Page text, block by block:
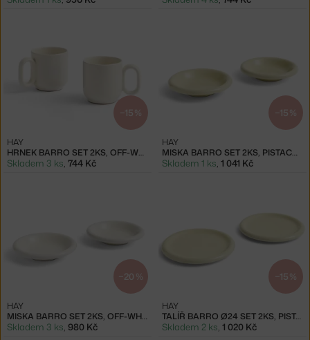
−15 %
HRNEK BARRO SET 2KS, OFF-WHITE
HAY
Skladem 3 ks, 744 Kč
−15 %
MISKA BARRO SET 2KS, PISTACHIO
HAY
Skladem 1 ks, 1 041 Kč
−20 %
MISKA BARRO SET 2KS, OFF-WHITE
HAY
Skladem 3 ks, 980 Kč
−15 %
TALÍŘ BARRO Ø24 SET 2KS, PISTACHIO
HAY
Skladem 2 ks, 1 020 Kč